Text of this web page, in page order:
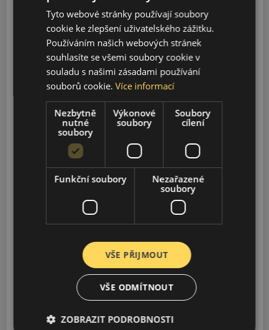
YARIS CROSS
2021-2026
1986-1998, 2019-2025
1982-1986, 1991-2024
2021-2024
2012-2020
Tyto webové stránky používají soubory
cookie ke zlepšení uživatelského zážitku.
Používáním našich webových stránek
souhlasíte se všemi soubory cookie v
souladu s našimi zásadami používání
souborů cookie.Více informací
Nezbytně
nutné
soubory
Výkonové
soubory
Soubory
cílení
Funkční soubory
Nezařazené
soubory
VŠE PŘIJMOUT
VŠE ODMÍTNOUT
ZOBRAZIT PODROBNOSTI